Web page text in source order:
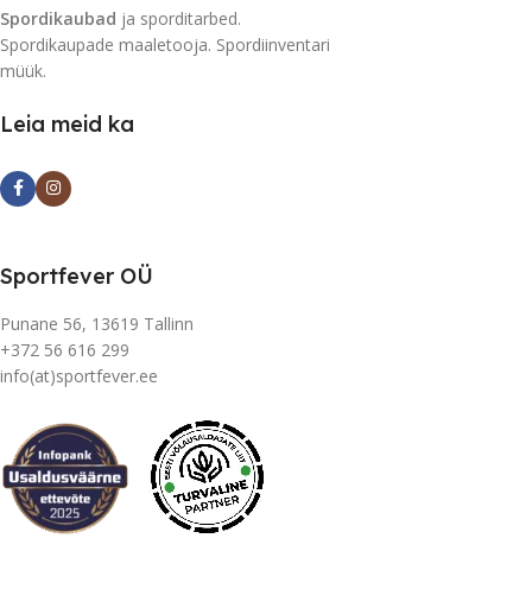
Spordikaubad ja sporditarbed.
Spordikaupade maaletooja. Spordiinventari
müük.
Leia meid ka
Sportfever OÜ
Punane 56, 13619 Tallinn
+372 56 616 299
info(at)sportfever.ee